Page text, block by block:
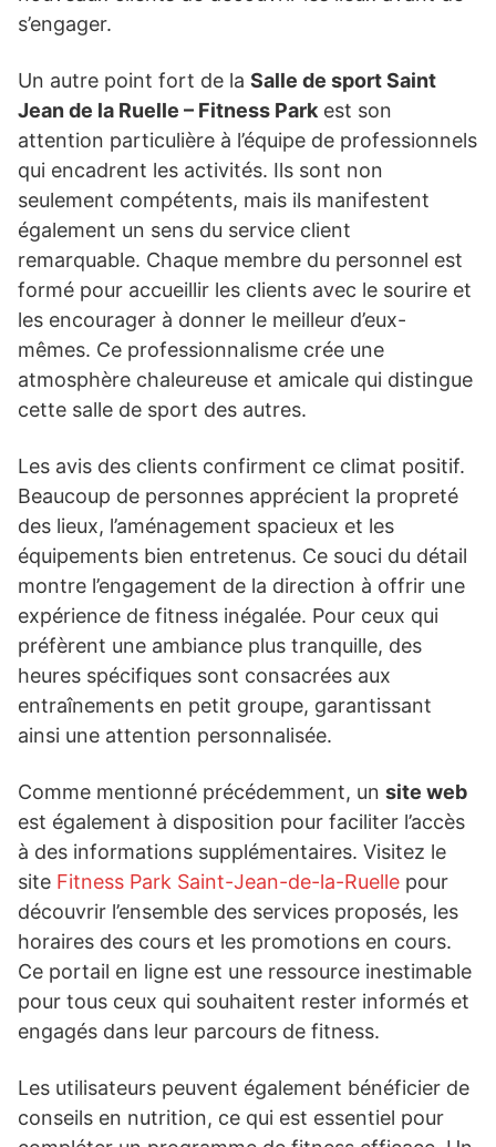
s’engager.
Un autre point fort de la Salle de sport Saint
Jean de la Ruelle – Fitness Park est son
attention particulière à l’équipe de professionnels
qui encadrent les activités. Ils sont non
seulement compétents, mais ils manifestent
également un sens du service client
remarquable. Chaque membre du personnel est
formé pour accueillir les clients avec le sourire et
les encourager à donner le meilleur d’eux-
mêmes. Ce professionnalisme crée une
atmosphère chaleureuse et amicale qui distingue
cette salle de sport des autres.
Les avis des clients confirment ce climat positif.
Beaucoup de personnes apprécient la propreté
des lieux, l’aménagement spacieux et les
équipements bien entretenus. Ce souci du détail
montre l’engagement de la direction à offrir une
expérience de fitness inégalée. Pour ceux qui
préfèrent une ambiance plus tranquille, des
heures spécifiques sont consacrées aux
entraînements en petit groupe, garantissant
ainsi une attention personnalisée.
Comme mentionné précédemment, un site web
est également à disposition pour faciliter l’accès
à des informations supplémentaires. Visitez le
site Fitness Park Saint-Jean-de-la-Ruelle pour
découvrir l’ensemble des services proposés, les
horaires des cours et les promotions en cours.
Ce portail en ligne est une ressource inestimable
pour tous ceux qui souhaitent rester informés et
engagés dans leur parcours de fitness.
Les utilisateurs peuvent également bénéficier de
conseils en nutrition, ce qui est essentiel pour